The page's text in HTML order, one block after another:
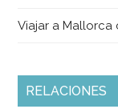
Viajar a Mallorca
RELACIONES